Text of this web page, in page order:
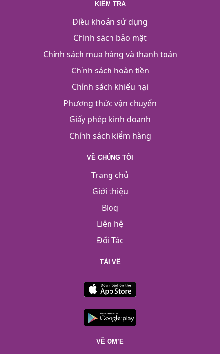
KIỂM TRA
Điều khoản sử dụng
Chính sách bảo mật
Chính sách mua hàng và thanh toán
Chính sách hoàn tiền
Chính sách khiếu nại
Phương thức vận chuyển
Giấy phép kinh doanh
Chính sách kiểm hàng
VỀ CHÚNG TÔI
Trang chủ
Giới thiệu
Blog
Liên hệ
Đối Tác
TẢI VỀ
VỀ OM’E